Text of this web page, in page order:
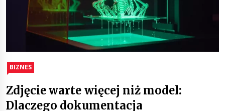
BIZNES
Zdjęcie warte więcej niż model:
Dlaczego dokumentacja